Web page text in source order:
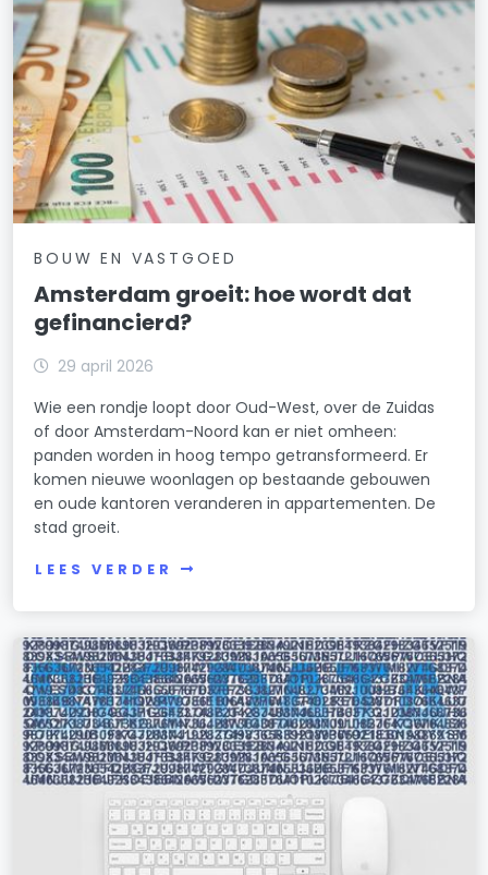
Slotermeer-Zuidoost
Slotervaart-Noord
Slotervaart-Zuid
Spaarndammerbuurt/Zeeheldenbuurt
Staatsliedenbuurt
Stadionbuurt
Transvaalbuurt
Tuindorp Oostzaan
Van Galenbuurt
Van Lennepbuurt
Venserpolder
Vondelparkbuurt
Waterland
Waterlandpleinbuurt
Weesp Binnenstad/Zuid
Weesperbuurt/Plantage
BOUW EN VASTGOED
Amsterdam groeit: hoe wordt dat
gefinancierd?
29 april 2026
Wie een rondje loopt door Oud-West, over de Zuidas
of door Amsterdam-Noord kan er niet omheen:
panden worden in hoog tempo getransformeerd. Er
komen nieuwe woonlagen op bestaande gebouwen
en oude kantoren veranderen in appartementen. De
stad groeit.
LEES VERDER